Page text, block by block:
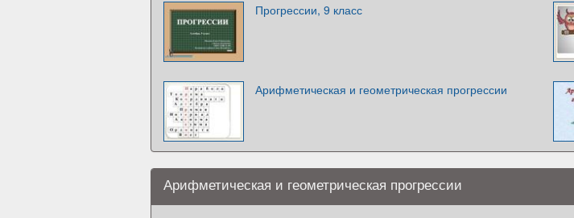
Прогрессии, 9 класс
Арифметическая и геометрическая прогрессии
Арифметическая и геометрическая прогрессии